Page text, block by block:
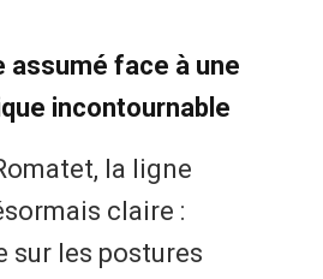
assumé face à une
incontournable
la ligne
claire :
sur les postures